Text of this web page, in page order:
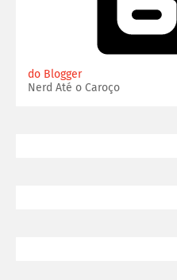
do Blogger
Nerd Até o Caroço